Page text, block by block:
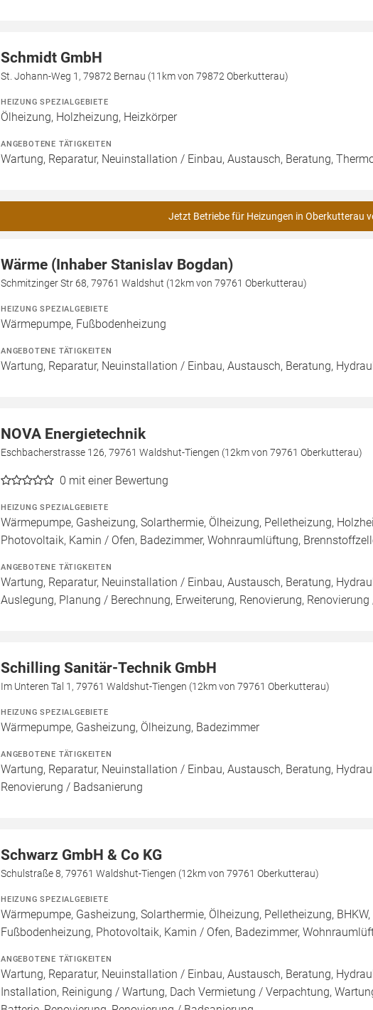
Schmidt GmbH
St. Johann-Weg 1, 79872 Bernau (11km von 79872 Oberkutterau)
HEIZUNG SPEZIALGEBIETE
Ölheizung, Holzheizung, Heizkörper
ANGEBOTENE TÄTIGKEITEN
Wartung, Reparatur, Neuinstallation / Einbau, Austausch, Beratung,
Jetzt Betriebe für Heizungen in Oberkutterau
Wärme (Inhaber Stanislav Bogdan)
Schmitzinger Str 68, 79761 Waldshut (12km von 79761 Oberkutterau)
HEIZUNG SPEZIALGEBIETE
Wärmepumpe, Fußbodenheizung
ANGEBOTENE TÄTIGKEITEN
Wartung, Reparatur, Neuinstallation / Einbau, Austausch, Beratung,
NOVA Energietechnik
Eschbacherstrasse 126, 79761 Waldshut-Tiengen (12km von 79761 Oberkutterau)
0 mit einer Bewertung
HEIZUNG SPEZIALGEBIETE
Wärmepumpe, Gasheizung, Solarthermie, Ölheizung, Pelletheizung,
Photovoltaik, Kamin / Ofen, Badezimmer, Wohnraumlüftung,
ANGEBOTENE TÄTIGKEITEN
Wartung, Reparatur, Neuinstallation / Einbau, Austausch, Beratung,
Auslegung, Planung / Berechnung, Erweiterung, Renovierung,
Schilling Sanitär-Technik GmbH
Im Unteren Tal 1, 79761 Waldshut-Tiengen (12km von 79761 Oberkutterau)
HEIZUNG SPEZIALGEBIETE
Wärmepumpe, Gasheizung, Ölheizung, Badezimmer
ANGEBOTENE TÄTIGKEITEN
Wartung, Reparatur, Neuinstallation / Einbau, Austausch, Beratung,
Renovierung / Badsanierung
Schwarz GmbH & Co KG
Schulstraße 8, 79761 Waldshut-Tiengen (12km von 79761 Oberkutterau)
HEIZUNG SPEZIALGEBIETE
Wärmepumpe, Gasheizung, Solarthermie, Ölheizung, Pelletheizung,
Fußbodenheizung, Photovoltaik, Kamin / Ofen, Badezimmer,
ANGEBOTENE TÄTIGKEITEN
Wartung, Reparatur, Neuinstallation / Einbau, Austausch, Beratung,
Installation, Reinigung / Wartung, Dach Vermietung / Verpachtung,